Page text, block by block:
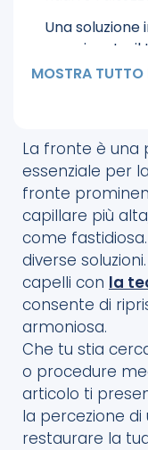
Una
prominente:
Zaffiro DHI
MOSTRA TUTTO
La fronte è una
essenziale per
fronte
capillare più
come
diverse
capelli con la
consente di
armoniosa.
Che tu stia
o procedure
articolo ti
la percezione
restaurare la